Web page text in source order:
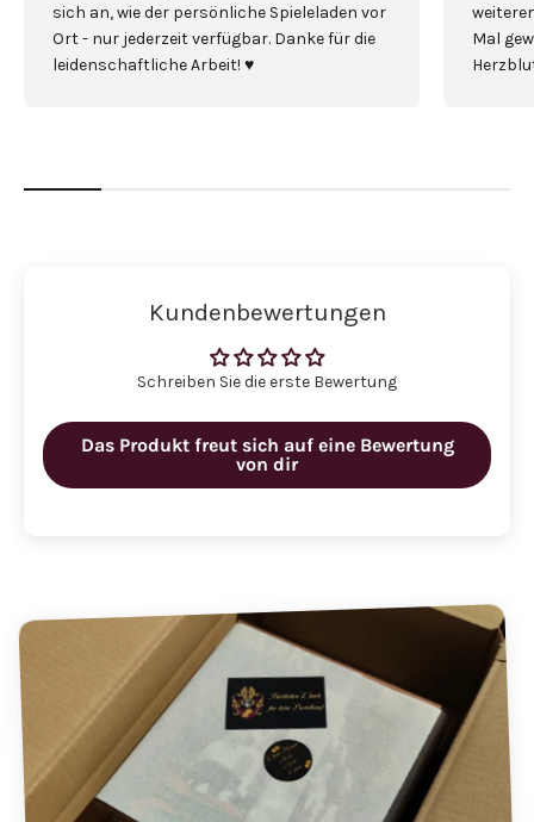
sich an, wie der persönliche Spieleladen vor
Ort - nur jederzeit verfügbar. Danke für die
leidenschaftliche Arbeit! ♥️
Mal
Kundenbewertungen
Schreiben Sie die erste Bewertung
Das Produkt freut sich auf eine Bewertung
von dir